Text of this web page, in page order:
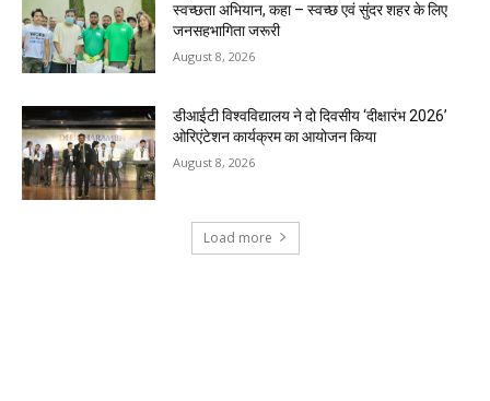
स्वच्छता अभियान, कहा – स्वच्छ एवं सुंदर शहर के लिए
जनसहभागिता जरूरी
August 8, 2026
डीआईटी विश्वविद्यालय ने दो दिवसीय ‘दीक्षारंभ 2026’
ओरिएंटेशन कार्यक्रम का आयोजन किया
August 8, 2026
Load more